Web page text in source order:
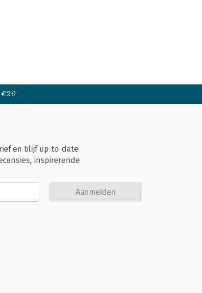
€20
en blijf up-to-date
inspirerende
Aanmelden